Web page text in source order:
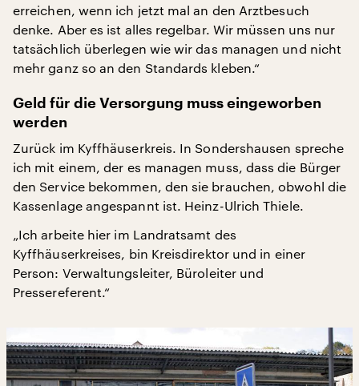
erreichen, wenn ich jetzt mal an den Arztbesuch
denke. Aber es ist alles regelbar. Wir müssen uns nur
tatsächlich überlegen wie wir das managen und nicht
mehr ganz so an den Standards kleben.“
Geld für die Versorgung muss eingeworben
werden
Zurück im Kyffhäuserkreis. In Sondershausen spreche
ich mit einem, der es managen muss, dass die Bürger
den Service bekommen, den sie brauchen, obwohl die
Kassenlage angespannt ist. Heinz-Ulrich Thiele.
„Ich arbeite hier im Landratsamt des
Kyffhäuserkreises, bin Kreisdirektor und in einer
Person: Verwaltungsleiter, Büroleiter und
Pressereferent.“